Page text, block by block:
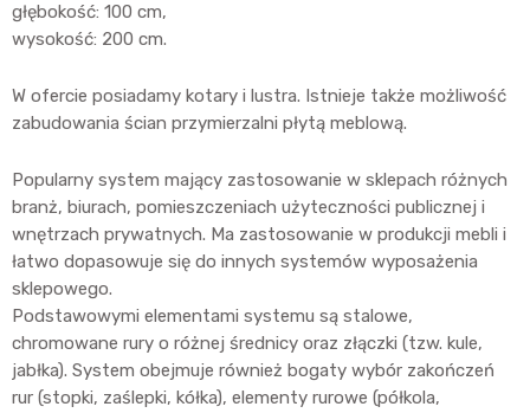
głębokość: 100 cm,
wysokość: 200 cm.
W ofercie posiadamy kotary i lustra. Istnieje także możliwość
zabudowania ścian przymierzalni płytą meblową.
Popularny system mający zastosowanie w sklepach różnych
branż, biurach, pomieszczeniach użyteczności publicznej i
wnętrzach prywatnych. Ma zastosowanie w produkcji mebli i
łatwo dopasowuje się do innych systemów wyposażenia
sklepowego.
Podstawowymi elementami systemu są stalowe,
chromowane rury o różnej średnicy oraz złączki (tzw. kule,
jabłka). System obejmuje również bogaty wybór zakończeń
rur (stopki, zaślepki, kółka), elementy rurowe (półkola,